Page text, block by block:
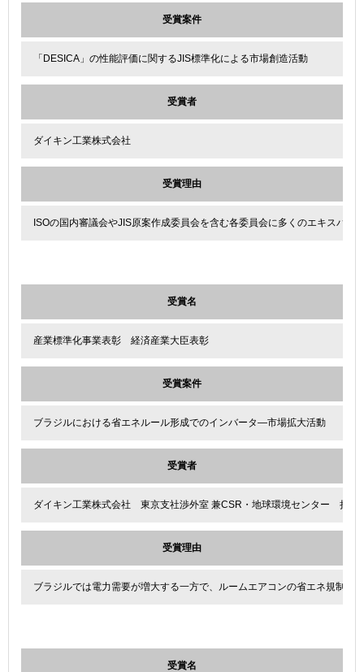
受賞案件
「DESICA」の性能評価に関するJIS標準化による市場創造活動
受賞者
ダイキン工業株式会社
受賞理由
ISOの国内審議会やJIS原案作成委員会を含む各委員会に多くのエキスパ
受賞名
産業標準化事業表彰 経済産業大臣表彰
受賞案件
ブラジルにおける省エネルール形成でのインバータ―市場拡大活動
受賞者
ダイキン工業株式会社 東京支社渉外室 兼CSR・地球環境センター 担
受賞理由
ブラジルでは電力需要が増大する一方で、ルームエアコンの省エネ規制
受賞名